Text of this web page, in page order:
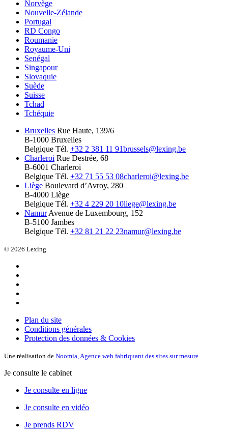
Norvège
Nouvelle-Zélande
Portugal
RD Congo
Roumanie
Royaume-Uni
Senégal
Singapour
Slovaquie
Suède
Suisse
Tchad
Tchéquie
Bruxelles Rue Haute, 139/6
B-1000 Bruxelles
Belgique Tél. +32 2 381 11 91brussels@lexing.be
Charleroi Rue Destrée, 68
B-6001 Charleroi
Belgique Tél. +32 71 55 53 08charleroi@lexing.be
Liège Boulevard d’Avroy, 280
B-4000 Liège
Belgique Tél. +32 4 229 20 10liege@lexing.be
Namur Avenue de Luxembourg, 152
B-5100 Jambes
Belgique Tél. +32 81 21 22 23namur@lexing.be
© 2026 Lexing
Plan du site
Conditions générales
Protection des données & Cookies
Une réalisation de Noomia, Agence web fabriquant des sites sur mesure
Je consulte le cabinet
Je consulte en ligne
Je consulte en vidéo
Je prends RDV